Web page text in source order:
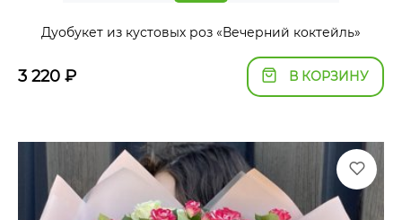
Дуобукет из кустовых роз «Вечерний коктейль»
3 220 ₽ В КОРЗИНУ